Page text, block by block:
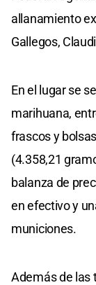
allanamiento
Gallegos,
En el lugar se
marihuana,
frascos y
(4.358,21
balanza de
en efectivo y
municiones.
Además de las